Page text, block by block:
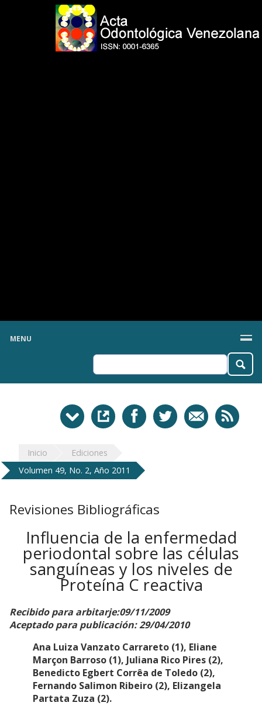
MENU
Inicio
Ediciones
Volumen 49, No. 2, Año 2011
Revisiones Bibliográficas
Influencia de la enfermedad
periodontal sobre las células
sanguíneas y los niveles de
Proteína C reactiva
Recibido para arbitarje:09/11/2009
Aceptado para publicación: 29/04/2010
Ana Luiza Vanzato Carrareto (1), Eliane
Marçon Barroso (1), Juliana Rico Pires (2),
Benedicto Egbert Corrêa de Toledo (2),
Fernando Salimon Ribeiro (2), Elizangela
Partata Zuza (2).